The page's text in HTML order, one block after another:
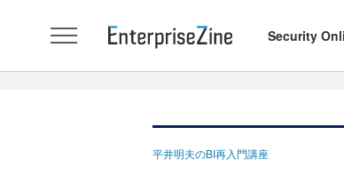
Security
平井明夫のBI再入門講座